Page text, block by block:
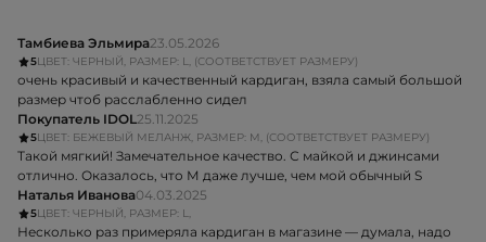
Тамбиева Эльмира23.05.2026
5ЦВЕТ: ЧЕРНЫЙ, РАЗМЕР: L, (СООТВЕТСТВУЕТ РАЗМЕРУ)
очень красивый и качественный кардиган, взяла самый большой
размер чтоб расслабленно сидел
Покупатель IDOL25.11.2025
5ЦВЕТ: БЕЖЕВЫЙ МЕЛАНЖ, РАЗМЕР: M, (СООТВЕТСТВУЕТ РАЗМЕРУ)
Такой мягкий! Замечательное качество. С майкой и джинсами
отлично. Оказалось, что М даже лучше, чем мой обычный S
Наталья Иванова04.03.2025
5ЦВЕТ: ЧЕРНЫЙ, РАЗМЕР: L,
Несколько раз примеряла кардиган в магазине — думала, надо